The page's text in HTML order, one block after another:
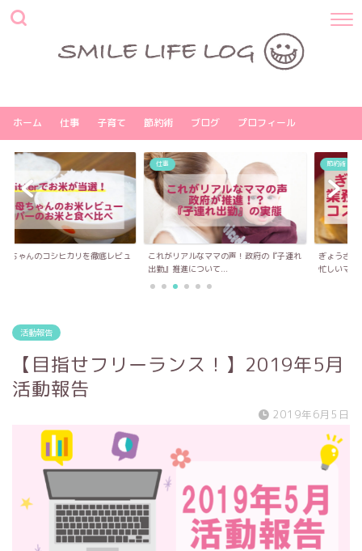
ホーム 仕事 子育て 節約術 ブログ プロフィール
シヒカリを徹底レビュ
これがリアルなママの声！政府の『子連れ
出勤』推進について...
ぎょうざの満洲の冷凍
忙しいママ・パパ必...
活動報告
【目指せフリーランス！】2019年5月
活動報告
2019年6月5日